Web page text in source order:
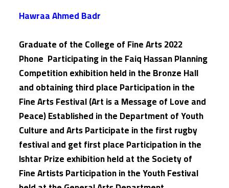
Hawraa Ahmed Badr
Graduate of the College of Fine Arts 2022
Phone Participating in the Faiq Hassan Planning
Competition exhibition held in the Bronze Hall
and obtaining third place Participation in the
Fine Arts Festival (Art is a Message of Love and
Peace) Established in the Department of Youth
Culture and Arts Participate in the first rugby
festival and get first place Participation in the
Ishtar Prize exhibition held at the Society of
Fine Artists Participation in the Youth Festival